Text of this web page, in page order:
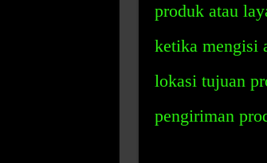
produk atau
ketika mengisi
lokasi tujuan
pengiriman